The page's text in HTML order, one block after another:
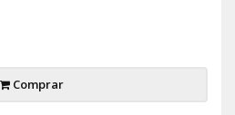
Comprar